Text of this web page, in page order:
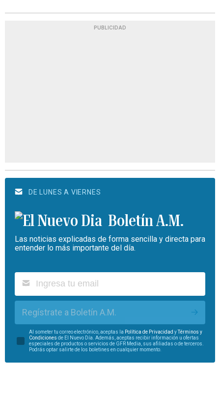
PUBLICIDAD
DE LUNES A VIERNES
Boletín A.M.
Las noticias explicadas de forma sencilla y directa para
entender lo más importante del día.
Regístrate a Boletín A.M.
Al someter tu correo electrónico, aceptas la Política de Privacidad yTérminos y
Condiciones de El Nuevo Día. Además, aceptas recibir información u ofertas
especiales de productos o servicios de GFR Media, sus afiliadas o de terceros.
Podrás optar salirte de los boletines en cualquier momento.